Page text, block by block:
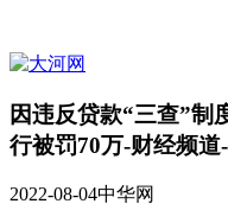
因违反贷款“三查”制
行被罚70万-财经频道
2022-08-04中华网